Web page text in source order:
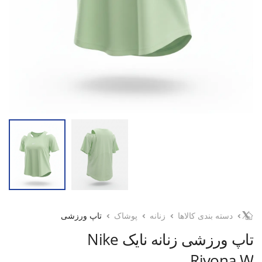
دسته بندی کالاها زنانه پوشاک تاپ ورزشی
تاپ ورزشی زنانه نایک Nike